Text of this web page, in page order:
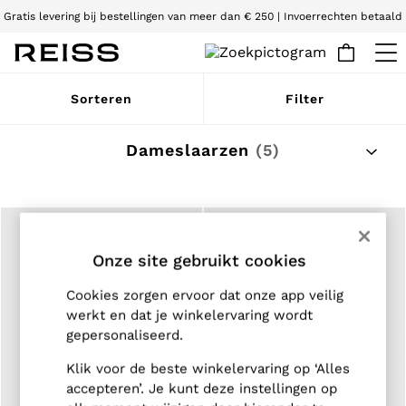
Gratis levering bij bestellingen van meer dan € 250 | Invoerrechten betaald
Wij accepteren
WOMEN
Pre-Autumn Collection
Wedding Guest & Occasion
Tops & T-Shirts
Jumpsuits & Playsuits
Shirts & Blouses
Shorts
Skirts
Swimwear
Suits & Tailoring
Petite
Vests & Cami Tops
Sorteren Filter
Dameslaarzen (5)
Onze site gebruikt cookies
Cookies zorgen ervoor dat onze app veilig
werkt en dat je winkelervaring wordt
gepersonaliseerd.
Klik voor de beste winkelervaring op ‘Alles
accepteren’. Je kunt deze instellingen op